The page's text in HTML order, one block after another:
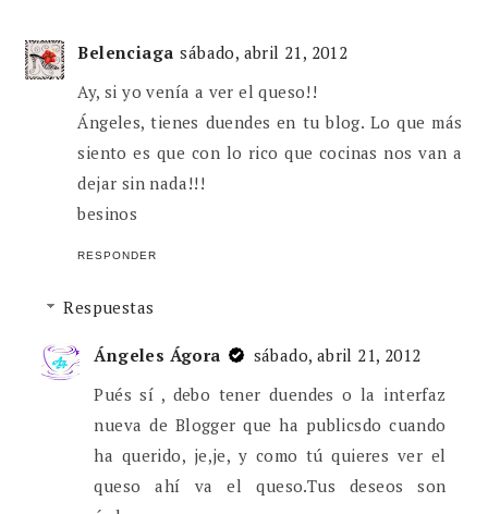
Belenciaga sábado, abril 21, 2012
Ay, si yo venía a ver el queso!!
Ángeles, tienes duendes en tu blog. Lo que más
siento es que con lo rico que cocinas nos van a
dejar sin nada!!!
besinos
RESPONDER
Respuestas
Ángeles Ágora
sábado, abril 21, 2012
Pués sí , debo tener duendes o la interfaz
nueva de Blogger que ha publicsdo cuando
ha querido, je,je, y como tú quieres ver el
queso ahí va el queso.Tus deseos son